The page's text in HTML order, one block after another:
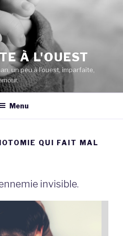
À L'OUEST
un peu à l'ouest, imparfaite,
Menu
QUI FAIT MAL
invisible.